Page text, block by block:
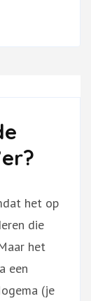
het op
die
het
een
(je